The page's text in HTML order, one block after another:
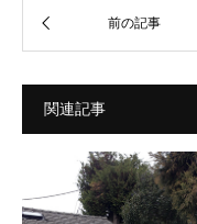
関連記事